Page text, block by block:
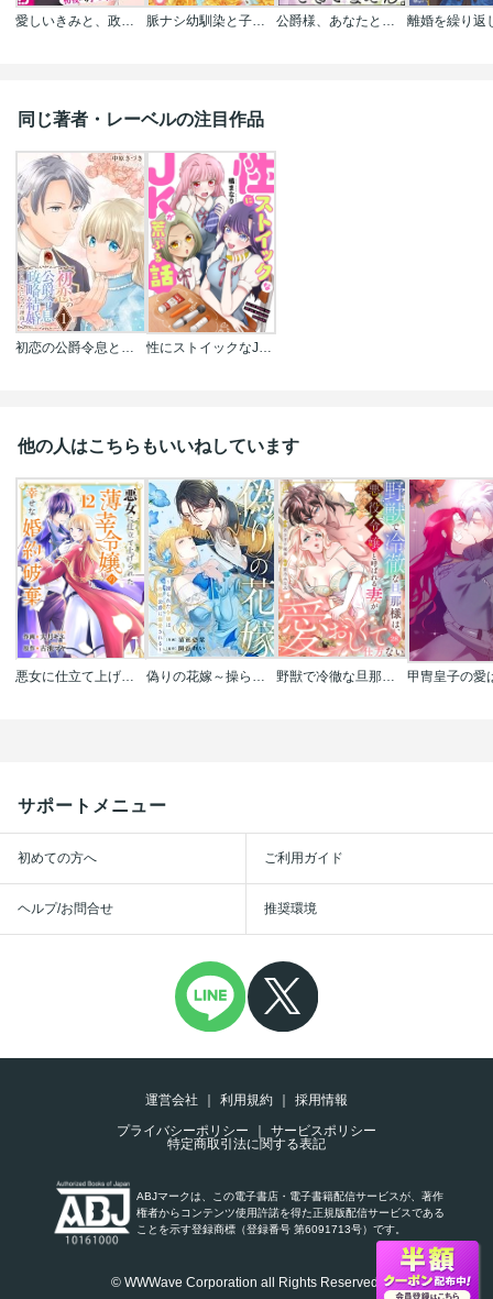
愛しいきみと、政略結婚～いじっぱり夫婦、初夜から子づくり始めます 脈ナシ幼馴染と子作りしないと、推しが生まれません！ 公爵様、あなたと結婚する気はございません。 ～噂の悪女はワンナイトで求婚してくる片思い公爵になびきたくない～（分冊版）
同じ著者・レーベルの注目作品
性にストイックなJKが荒ぶる話【電子単行本/限定特典付き】
他の人はこちらもいいねしています
悪女に仕立て上げられた薄幸令嬢の幸せな婚約破棄 偽りの花嫁～操られた令嬢は冷酷公爵に溺愛される～ 野獣で冷徹な旦那様は､悪役令嬢と呼ばれる妻が愛おしくて仕方ない
サポートメニュー
初めての方へ ご利用ガイド
ヘルプ/お問合せ 推奨環境
運営会社 利用規約
採用情報
プライバシーポリシー
サービスポリシー
特定商取引法に関する表記
ABJマークは、この電子書店・電子書籍配信サービスが、著作
権者からコンテンツ使用許諾を得た正規版配信サービスである
ことを示す登録商標（登録番号 第6091713号）です。
© WWWave Corporation all Rights Reserved.